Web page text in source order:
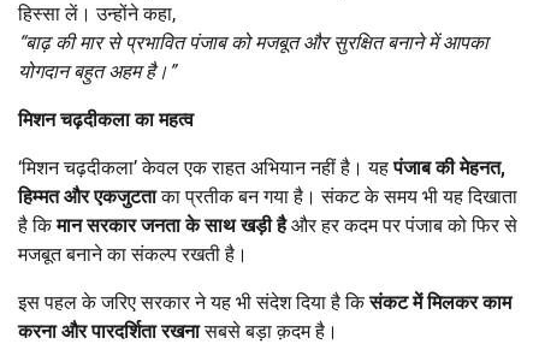
हिस्सा लें। उन्होंने कहा,
“बाढ़ की मार से प्रभावित पंजाब को मजबूत और सुरक्षित बनाने में आपका
योगदान बहुत अहम है।”
मिशन चढ़दीकला का महत्व
‘मिशन चढ़दीकला’ केवल एक राहत अभियान नहीं है। यहपंजाब की मेहनत,
हिम्मत और एकजुटताका प्रतीक बन गया है। संकट के समय भी यह दिखाता
है किमान सरकार जनता के साथ खड़ी हैऔर हर कदम पर पंजाब को फिर से
मजबूत बनाने का संकल्प रखती है।
इस पहल के जरिए सरकार ने यह भी संदेश दिया है किसंकट में मिलकर काम
करना और पारदर्शिता रखनासबसे बड़ा क़दम है।